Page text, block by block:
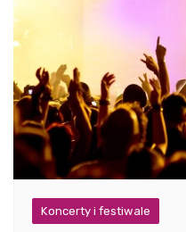
Koncerty i festiwale